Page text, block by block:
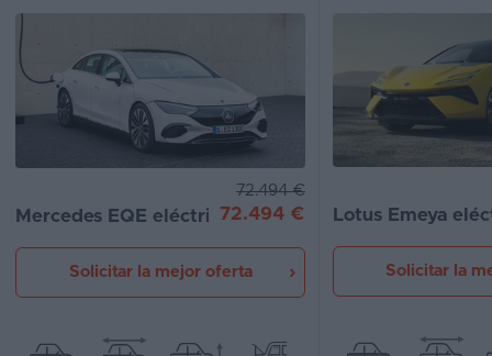
Eléctricos
Híbridos
Asistente
Foro
de
opiniones
de
Mercedes EQE eléctrico
72.494 €
72.494 €
Solicitar la mejor oferta
Lotus Emeya
Solicitar la